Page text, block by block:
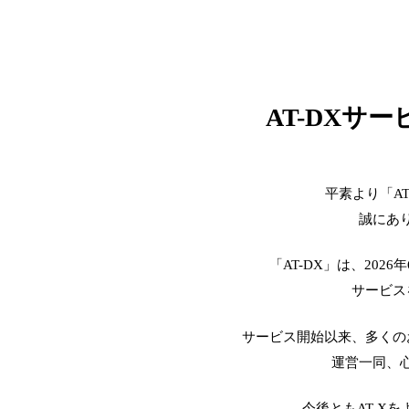
AT-DXサー
平素より「
誠にあ
「AT-DX」は、2026
サービ
サービス開始以来、多く
運営一同、